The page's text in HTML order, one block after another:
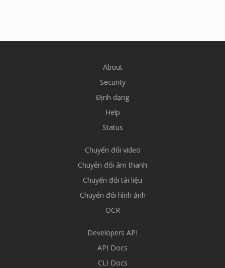
About
Security
Định dạng
Help
Status
Chuyển đổi video
Chuyển đổi âm thanh
Chuyển đổi tài liệu
Chuyển đổi hình ảnh
OCR
Developers API
API Docs
CLI Docs